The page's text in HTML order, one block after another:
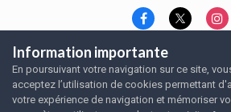
Langue Thème
Politique de
Nous contacter
Nous
SRFA, l'association des amoureux du
Powered by Invision
Information importante
En poursuivant votre navigation sur ce site,
acceptez l’utilisation de cookies permettant
votre expérience de navigation et mémoriser